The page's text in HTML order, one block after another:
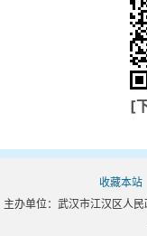
[
收藏本站
主办单位：武汉市江汉区